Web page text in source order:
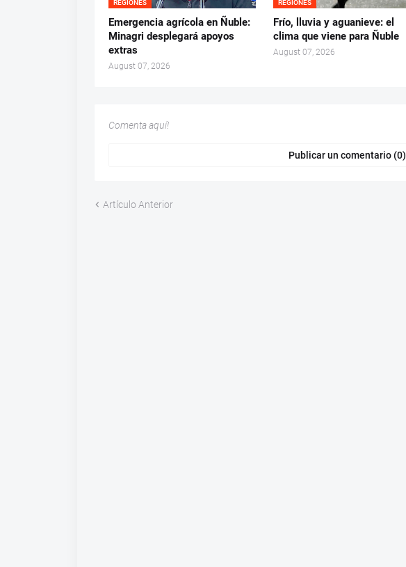
REGIONES
Emergencia agrícola en Ñuble:
Minagri desplegará apoyos
extras
August 07, 2026
REGIONES
Frío, lluvia y aguanieve: el
clima que viene para Ñuble
August 07, 2026
Comenta aquí!
Publicar un comentario (0)
Artículo Anterior